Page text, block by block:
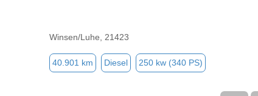
Winsen/Luhe, 21423
40.901 km Diesel 250 kw (340 PS)